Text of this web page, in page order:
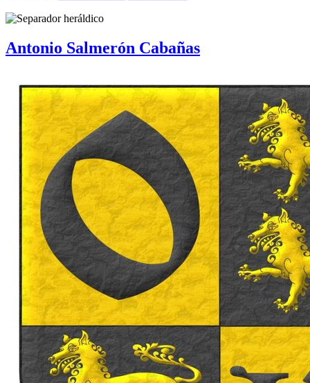
Antonio Salmerón Cabañas